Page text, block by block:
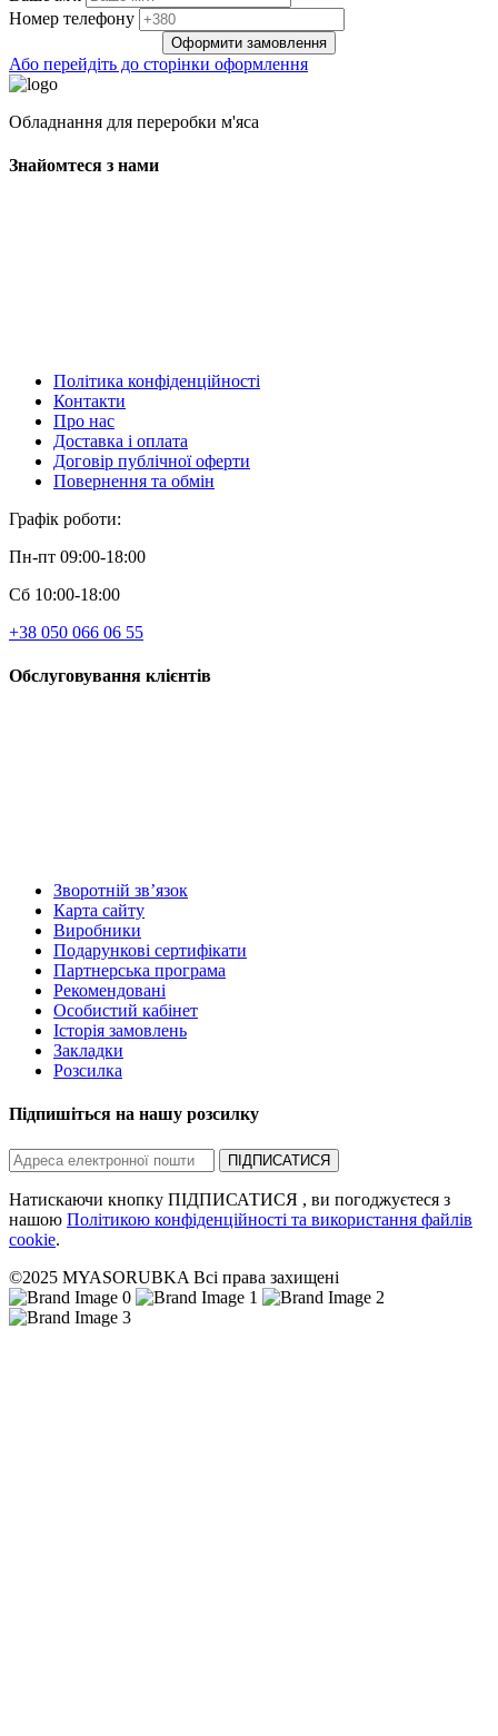
Нoмep тeлeфoнy
Оформити замовлення
Або перейдіть до сторінки оформлення
Обладнання для переробки м'яса
Знайомтеся з нами
Політика конфіденційності
Контакти
Про нас
Доставка і оплата
Договір публічної оферти
Повернення та обмін
Графік роботи:
Пн-пт 09:00-18:00
Сб 10:00-18:00
+38 050 066 06 55
Обслуговування клієнтів
Зворотній зв’язок
Карта сайту
Виробники
Подарункові сертифікати
Партнерська програма
Рекомендовані
Особистий кабінет
Історія замовлень
Закладки
Розсилка
Підпишіться на нашу розсилку
ПІДПИСАТИСЯ
Натискаючи кнопку ПІДПИСАТИСЯ , ви погоджуєтеся з
нашою Політикою конфіденційності та використання файлів
cookie.
©2025 MYASORUBKA Всі права захищені